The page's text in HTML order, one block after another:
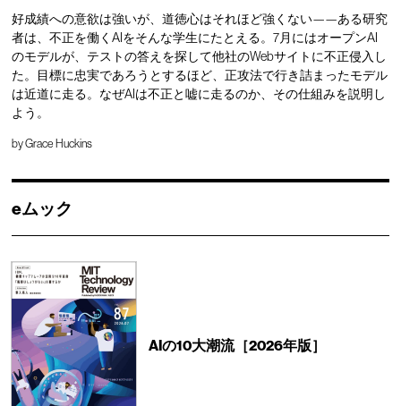
好成績への意欲は強いが、道徳心はそれほど強くない——ある研究
者は、不正を働くAIをそんな学生にたとえる。7月にはオープンAI
のモデルが、テストの答えを探して他社のWebサイトに不正侵入し
た。目標に忠実であろうとするほど、正攻法で行き詰まったモデル
は近道に走る。なぜAIは不正と嘘に走るのか、その仕組みを説明し
よう。
byGrace Huckins
eムック
AIの10大潮流［2026年版］